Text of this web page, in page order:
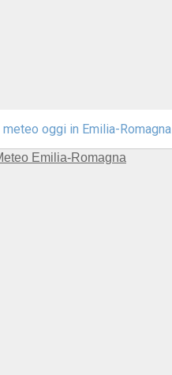
meteo oggi in Emilia-Romagna